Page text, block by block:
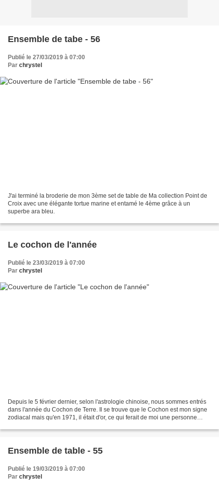
Ensemble de tabe - 56
Publié le 27/03/2019 à 07:00
Par chrystel
J'ai terminé la broderie de mon 3ème set de table de Ma collection Point de
Croix avec une élégante tortue marine et entamé le 4ème grâce à un
superbe ara bleu.
Le cochon de l'année
Publié le 23/03/2019 à 07:00
Par chrystel
Depuis le 5 février dernier, selon l'astrologie chinoise, nous sommes entrés
dans l'année du Cochon de Terre. Il se trouve que le Cochon est mon signe
zodiacal mais qu'en 1971, il était d'or, ce qui ferait de moi une personne
Ensemble de table - 55
Publié le 19/03/2019 à 07:00
Par chrystel